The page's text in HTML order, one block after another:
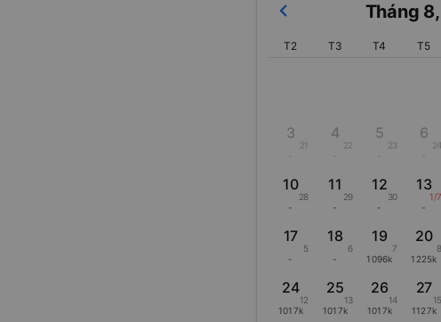
Tháng 8,
T2 T3 T4 T5
3
21
4
22
5
23
6
24
10
28
-
11
29
-
12
30
-
13
1/7
-
17
5
-
18
6
-
19
7
1096k
20
8
1225k
24
12
1017k
25
13
1017k
26
14
1017k
27
15
1127k